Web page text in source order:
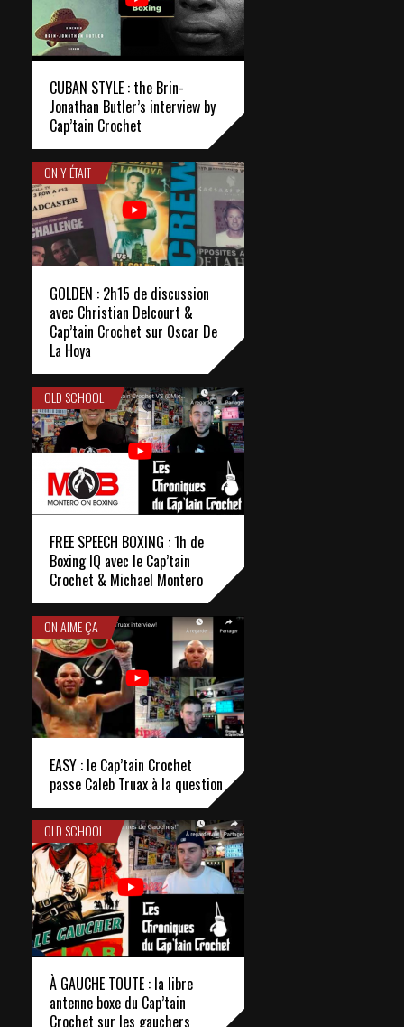
CUBAN STYLE : the Brin-
Jonathan Butler’s interview by
Cap’tain Crochet
ON Y ÉTAIT
GOLDEN : 2h15 de discussion
avec Christian Delcourt &
Cap’tain Crochet sur Oscar De
La Hoya
OLD SCHOOL
FREE SPEECH BOXING : 1h de
Boxing IQ avec le Cap’tain
Crochet & Michael Montero
ON AIME ÇA
EASY : le Cap’tain Crochet
passe Caleb Truax à la question
OLD SCHOOL
À GAUCHE TOUTE : la libre
antenne boxe du Cap’tain
Crochet sur les gauchers